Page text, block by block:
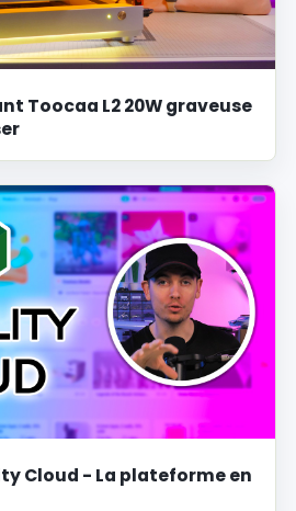
Toocaa L2 20W graveuse
Cloud - La plateforme en